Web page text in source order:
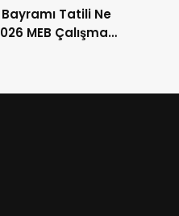
Tatili Ne
MEB Çalışma